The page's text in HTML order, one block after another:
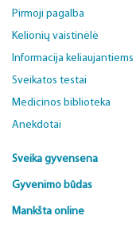
Pirmoji pagalba
Kelionių vaistinėlė
Informacija keliaujantiems
Sveikatos testai
Medicinos biblioteka
Anekdotai
Sveika gyvensena
Gyvenimo būdas
Mankšta online